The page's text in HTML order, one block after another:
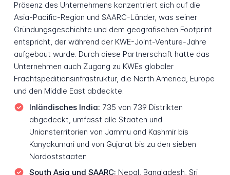
Präsenz des Unternehmens konzentriert sich auf die
Asia-Pacific-Region und SAARC-Länder, was seiner
Gründungsgeschichte und dem geografischen Footprint
entspricht, der während der KWE-Joint-Venture-Jahre
aufgebaut wurde. Durch diese Partnerschaft hatte das
Unternehmen auch Zugang zu KWEs globaler
Frachtspeditionsinfrastruktur, die North America, Europe
und den Middle East abdeckte.
Inländisches India: 735 von 739 Distrikten
abgedeckt, umfasst alle Staaten und
Unionsterritorien von Jammu and Kashmir bis
Kanyakumari und von Gujarat bis zu den sieben
Nordoststaaten
South Asia und SAARC: Nepal, Bangladesh, Sri